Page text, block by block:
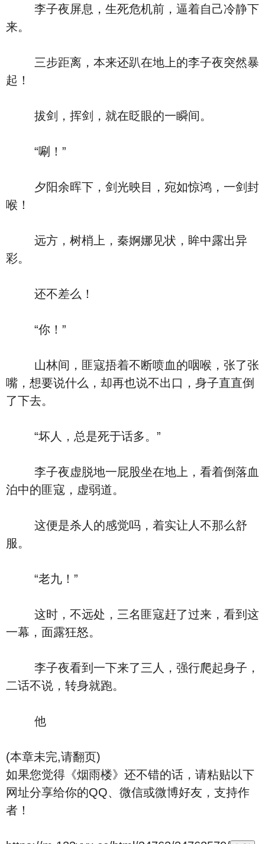
李子夜屏息，生死危机前，逼着自己冷静下
来。
三步距离，本来还趴在地上的李子夜突然暴
起！
拔剑，挥剑，就在眨眼的一瞬间。
“唰！”
夕阳余晖下，剑光映目，宛如惊鸿，一剑封
喉！
远方，树梢上，秦婀娜见状，眸中露出异
彩。
还不差么！
“你！”
山林间，匪寇捂着不断喷血的咽喉，张了张
嘴，想要说什么，却再也说不出口，身子直直倒
了下去。
“坏人，总是死于话多。”
李子夜虚脱地一屁股坐在地上，看着倒落血
泊中的匪寇，虚弱道。
这便是杀人的感觉吗，着实让人不那么舒
服。
“老九！”
这时，不远处，三名匪寇赶了过来，看到这
一幕，面露狂怒。
李子夜看到一下来了三人，强行爬起身子，
二话不说，转身就跑。
他
(本章未完,请翻页)
如果您觉得《烟雨楼》还不错的话，请粘贴以下
网址分享给你的QQ、微信或微博好友，支持作
者！